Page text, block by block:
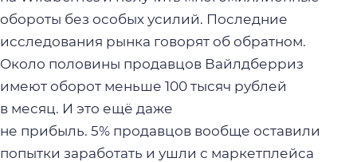
обороты без особых усилий. Последние
исследования рынка говорят об обратном.
Около половины продавцов Вайлдберриз
имеют оборот меньше 100 тысяч рублей
в месяц. И это ещё даже
не прибыль. 5% продавцов вообще оставили
попытки заработать и ушли с маркетплейса